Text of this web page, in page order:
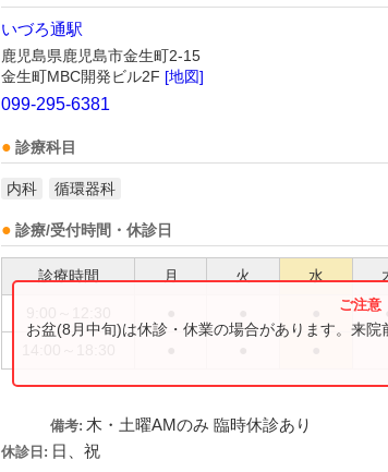
いづろ通駅
鹿児島県鹿児島市金生町2-15
金生町MBC開発ビル2F [地図]
099-295-6381
診療科目
内科 循環器科
診療/受付時間・休診日
診療時間 月 火 水
お盆(8月中旬)は休診・休業の場合があります。来院
備考: 木・土曜AMのみ 臨時休診あり
休診日: 日、祝